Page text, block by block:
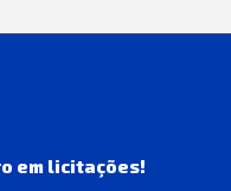
em licitações!